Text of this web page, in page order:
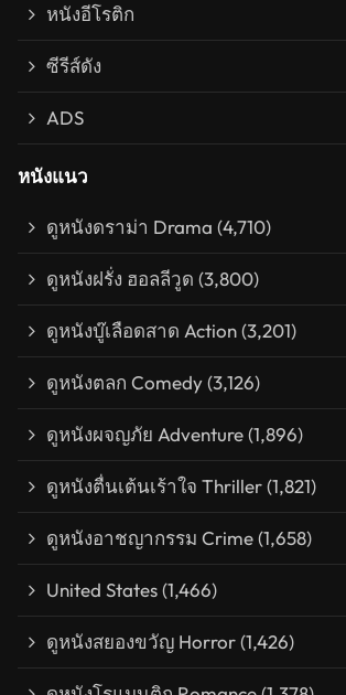
หนังอีโรติก
ซีรีส์ดัง
ADS
หนังแนว
ดูหนังดราม่า Drama (4,710)
ดูหนังฝรั่ง ฮอลลีวูด (3,800)
ดูหนังบู๊เลือดสาด Action(3,201)
ดูหนังตลก Comedy(3,126)
ดูหนังผจญภัย Adventure(1,896)
ดูหนังตื่นเต้นเร้าใจ Thriller(1,821)
ดูหนังอาชญากรรม Crime(1,658)
United States(1,466)
ดูหนังสยองขวัญ Horror(1,426)